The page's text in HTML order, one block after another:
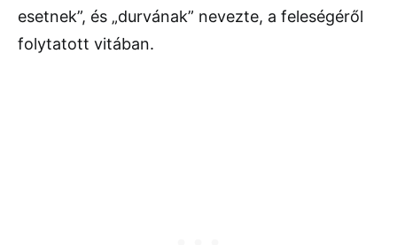
esetnek”, és „durvának” nevezte, a feleségéről
folytatott vitában.